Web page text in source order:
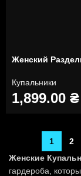
Женский
Купальники
1,899.00 ₴
1 2
Женские
гардероба,